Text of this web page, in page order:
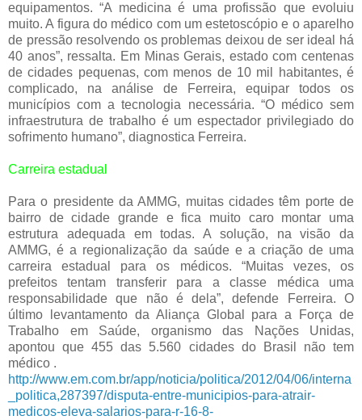
equipamentos. “A medicina é uma profissão que evoluiu
muito. A figura do médico com um estetoscópio e o aparelho
de pressão resolvendo os problemas deixou de ser ideal há
40 anos”, ressalta. Em Minas Gerais, estado com centenas
de cidades pequenas, com menos de 10 mil habitantes, é
complicado, na análise de Ferreira, equipar todos os
municípios com a tecnologia necessária. “O médico sem
infraestrutura de trabalho é um espectador privilegiado do
sofrimento humano”, diagnostica Ferreira.
Carreira estadual
Para o presidente da AMMG, muitas cidades têm porte de
bairro de cidade grande e fica muito caro montar uma
estrutura adequada em todas. A solução, na visão da
AMMG, é a regionalização da saúde e a criação de uma
carreira estadual para os médicos. “Muitas vezes, os
prefeitos tentam transferir para a classe médica uma
responsabilidade que não é dela”, defende Ferreira. O
último levantamento da Aliança Global para a Força de
Trabalho em Saúde, organismo das Nações Unidas,
apontou que 455 das 5.560 cidades do Brasil não tem
médico .
http://www.em.com.br/app/noticia/politica/2012/04/06/interna
_politica,287397/disputa-entre-municipios-para-atrair-
medicos-eleva-salarios-para-r-16-8-